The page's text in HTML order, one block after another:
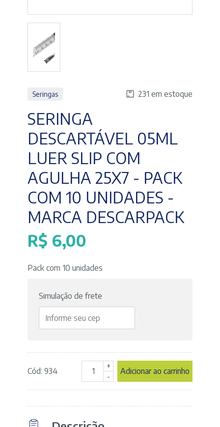
Seringas 231 em estoque
SERINGA
DESCARTÁVEL 05ML
LUER SLIP COM
AGULHA 25X7 - PACK
COM 10 UNIDADES -
MARCA DESCARPACK
R$ 6,00
Pack com 10 unidades
Simulação de frete
Cód: 934
Seringa
Descartável
Luer
com
+
-
Adicionar ao carrinho